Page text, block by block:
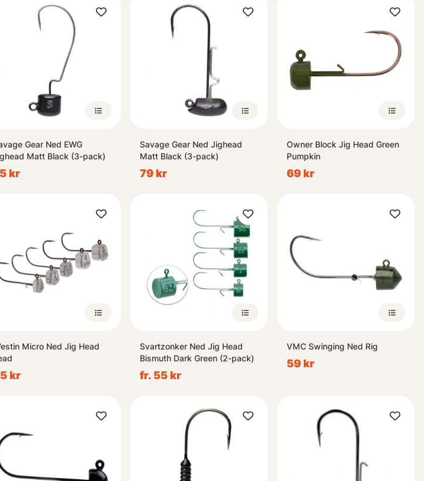
Gear Ned EWG
Matt Black (3-pack)
kr
Savage Gear Ned Jighead
Matt Black (3-pack)
79 kr
Owner Block Jig Head Green
Pumpkin
69 kr
Micro Ned Jig Head
kr
Svartzonker Ned Jig Head
Bismuth Dark Green (2-pack)
fr. 55 kr
VMC Swinging Ned Rig
59 kr